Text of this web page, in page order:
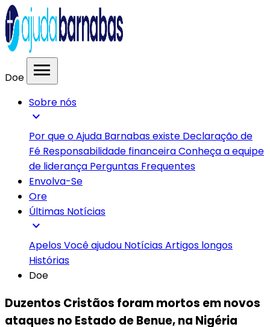
Doe menu
Sobre nós
expand_more
Por que o Ajuda Barnabas existe Declaração de
Fé Responsabilidade financeiraConheça a equipe
de liderança Perguntas Frequentes
Envolva-Se
Ore
Últimas Notícias
expand_more
ApelosVocê ajudou NotíciasArtigos longos
Histórias
Doe
Duzentos Cristãos foram mortos em novos
ataques no Estado de Benue, na Nigéria